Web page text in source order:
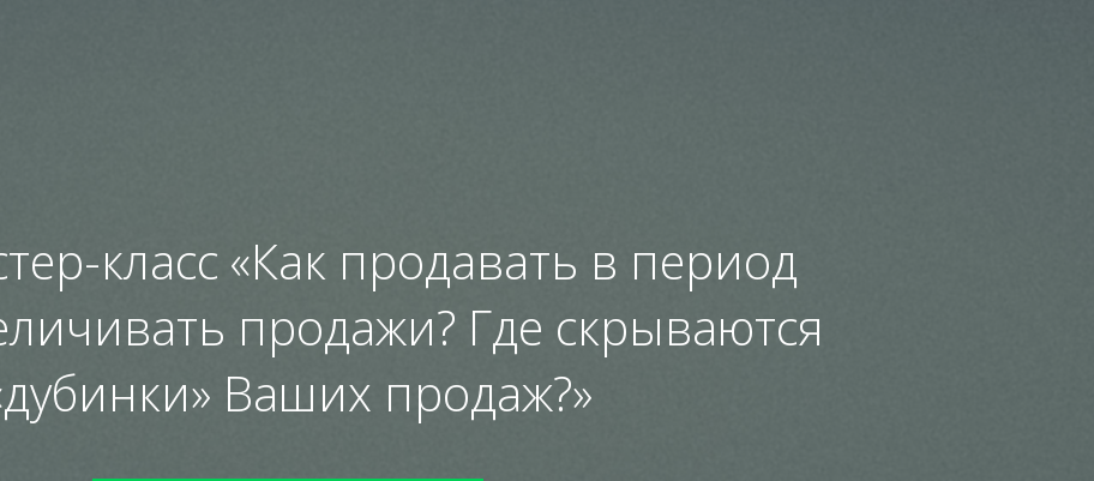
класс «Как продавать в период
продажи? Где скрываются
Ваших продаж?»